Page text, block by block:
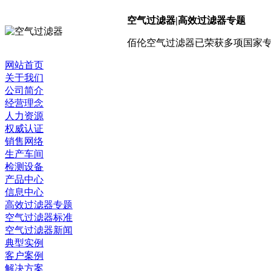
空气过滤器|高效过滤器专题
佰伦空气过滤器已荣获多项国家
网站首页
关于我们
公司简介
经营理念
人力资源
权威认证
销售网络
生产车间
检测设备
产品中心
信息中心
高效过滤器专题
空气过滤器标准
空气过滤器新闻
典型实例
客户案例
解决方案